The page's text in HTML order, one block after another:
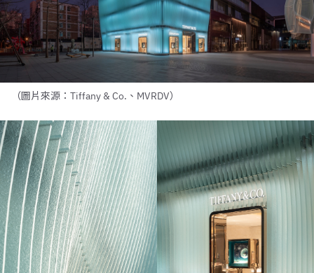
（圖片來源：Tiffany & Co.、MVRDV）